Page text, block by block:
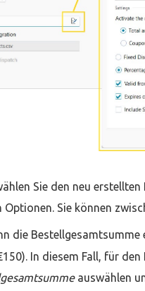
Sie den neu
Sie können
die Bestellgesamtsumme
In diesem Fall, für den
auswählen